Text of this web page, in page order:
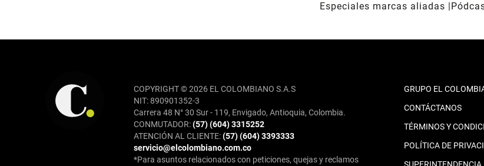
Especiales marcas aliadas
COPYRIGHT © 2026 EL COLOMBIANO S.A.S
NIT: 890901352-3
Carrera 48 N° 30 Sur - 119, Envigado, Antioquia, Colombia.
CONMUTADOR:(57) (604) 3315252
ATENCIÓN AL CLIENTE:(57) (604) 3393333
servicio@elcolombiano.com.co
*Para asuntos relacionados con peticiones, quejas y reclamos
GRUPO EL
CONTÁCTANOS
TÉRMINOS Y
POLÍTICA DE